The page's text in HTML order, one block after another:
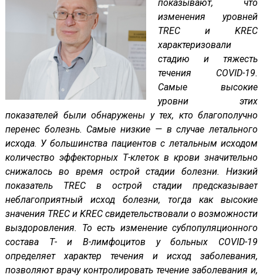
показывают, что
изменения уровней
TREC и KREC
характеризовали
стадию и тяжесть
течения COVID-19.
Самые высокие
уровни этих
показателей были обнаружены у тех, кто благополучно
перенес болезнь. Самые низкие — в случае летального
исхода. У большинства пациентов с летальным исходом
количество эффекторных Т-клеток в крови значительно
снижалось во время острой стадии болезни. Низкий
показатель TREC в острой стадии предсказывает
неблагоприятный исход болезни, тогда как высокие
значения TREC и KREC свидетельствовали о возможности
выздоровления.
То есть изменение субпопуляционного
состава Т- и В-лимфоцитов у больных COVID-19
определяет характер течения и исход заболевания,
позволяют врачу контролировать течение заболевания и,